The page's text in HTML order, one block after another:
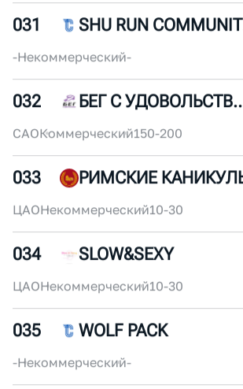
ЮВАО Некоммерческий50-100
030
ЮЗАО Некоммерческий30-50
031
-Некоммерческий-
032
САОКоммерческий150-200
033 РИМСКИЕ КАНИКУЛЫ
ЦАО Некоммерческий10-30
034 SLOW&SEXY